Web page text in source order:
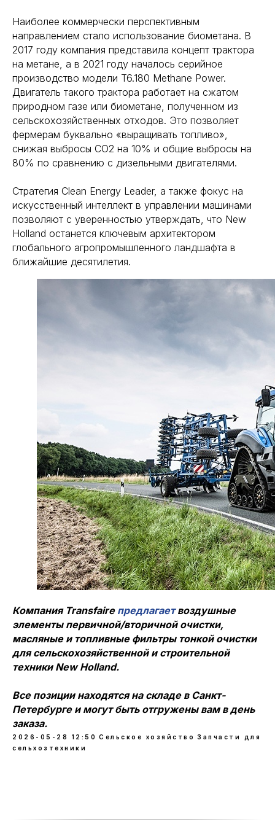
Наиболее коммерчески перспективным
направлением стало использование биометана. В
2017 году компания представила концепт трактора
на метане, а в 2021 году началось серийное
производство модели T6.180 Methane Power.
Двигатель такого трактора работает на сжатом
природном газе или биометане, полученном из
сельскохозяйственных отходов. Это позволяет
фермерам буквально «выращивать топливо»,
снижая выбросы CO2 на 10% и общие выбросы на
80% по сравнению с дизельными двигателями.
Стратегия Clean Energy Leader, а также фокус на
искусственный интеллект в управлении машинами
позволяют с уверенностью утверждать, что New
Holland останется ключевым архитектором
глобального агропромышленного ландшафта в
ближайшие десятилетия.
Компания Transfaire предлагаетвоздушные
элементы первичной/вторичной очистки,
масляные и топливные фильтры тонкой очистки
для сельскохозяйственной и строительной
техники New Holland.
Все позиции находятся на складе в Санкт-
Петербурге и могут быть отгружены вам в день
заказа.
2026-05-28 12:50 Сельское хозяйство Запчасти для
сельхозтехники